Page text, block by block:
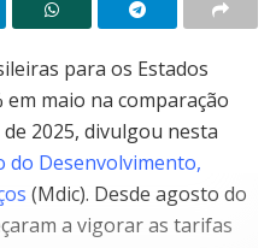
para os Estados
em maio na comparação
2025, divulgou nesta
do Desenvolvimento,
(Mdic). Desde agosto do
a vigorar as tarifas